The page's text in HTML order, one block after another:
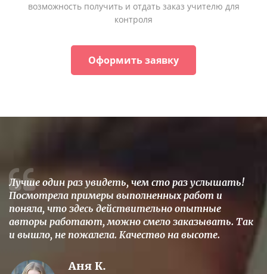
возможность получить и отдать заказ учителю для
контроля
Оформить заявку
Лучше один раз увидеть, чем сто раз услышать!
Посмотрела примеры выполненных работ и
поняла, что здесь действительно опытные
авторы работают, можно смело заказывать. Так
и вышло, не пожалела. Качество на высоте.
Аня К.